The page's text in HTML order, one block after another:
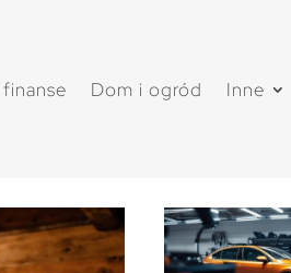
Dom i ogród Inne